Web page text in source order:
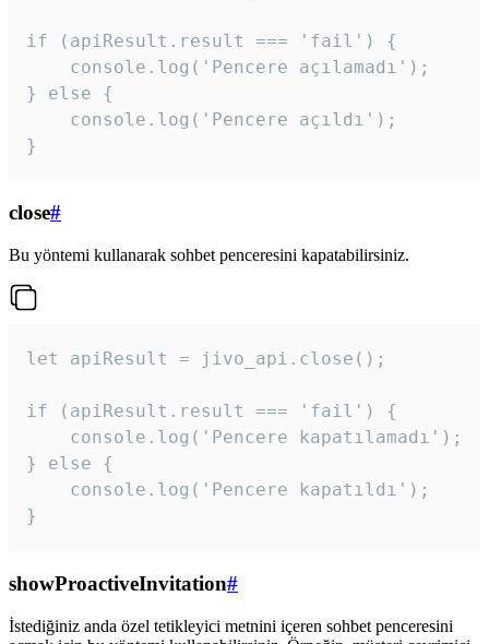
if (apiResult.result === 'fail') {
    console.log('Pencere açılamadı');
} else {
    console.log('Pencere açıldı');
}
close#
Bu yöntemi kullanarak sohbet penceresini kapatabilirsiniz.
let apiResult = jivo_api.close();
if (apiResult.result === 'fail') {
    console.log('Pencere kapatılamadı');
} else {
    console.log('Pencere kapatıldı');
}
showProactiveInvitation#
İstediğiniz anda özel tetikleyici metnini içeren sohbet penceresini